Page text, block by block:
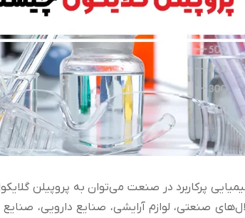
پرکاربرد در صنعت می‌توان به پروپیلن
صنعتی، لوازم آرایشی، صنایع دارویی،